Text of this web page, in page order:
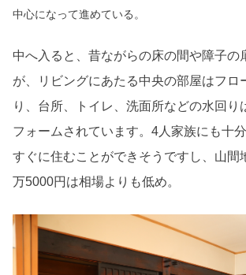
中心になって進めている。
中へ入ると、昔ながらの床の間や障子の
が、リビングにあたる中央の部屋はフロ
り、台所、トイレ、洗面所などの水回り
フォームされています。4人家族にも十
すぐに住むことができそうですし、山間
万5000円は相場よりも低め。